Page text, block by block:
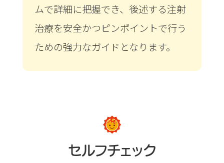
ムで詳細に把握でき、後述する注射
治療を安全かつピンポイントで行う
ための強力なガイドとなります。
セルフチェック